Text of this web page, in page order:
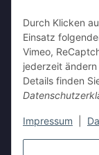
Durch Klicken
Einsatz
Vimeo,
jederzeit
Details finden
Impressum
Kontakt
E-Mail:
Tel.: 038459/
Mo - Fr 09:00 -